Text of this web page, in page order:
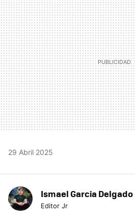
29 Abril 2025
Ismael Garcia Delgado
Editor Jr